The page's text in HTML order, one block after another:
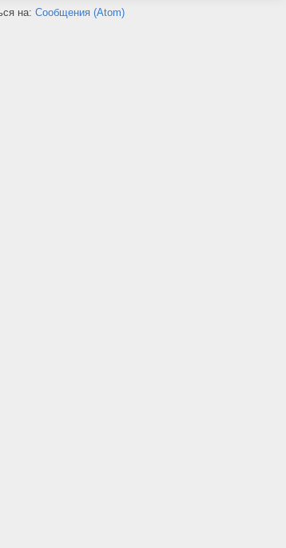
на: Сообщения (Atom)